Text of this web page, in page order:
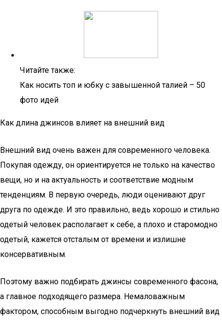
Читайте также:
Как носить топ и юбку с завышенной талией – 50
фото идей
Как длина джинсов влияет на внешний вид
Внешний вид очень важен для современного человека.
Покупая одежду, он ориентируется не только на качество
вещи, но и на актуальность и соответствие модным
тенденциям. В первую очередь, люди оценивают друг
друга по одежде. И это правильно, ведь хорошо и стильно
одетый человек располагает к себе, а плохо и старомодно
одетый, кажется отсталым от времени и излишне
консервативным.
Поэтому важно подбирать джинсы современного фасона,
а главное подходящего размера. Немаловажным
фактором, способным выгодно подчеркнуть внешний вид